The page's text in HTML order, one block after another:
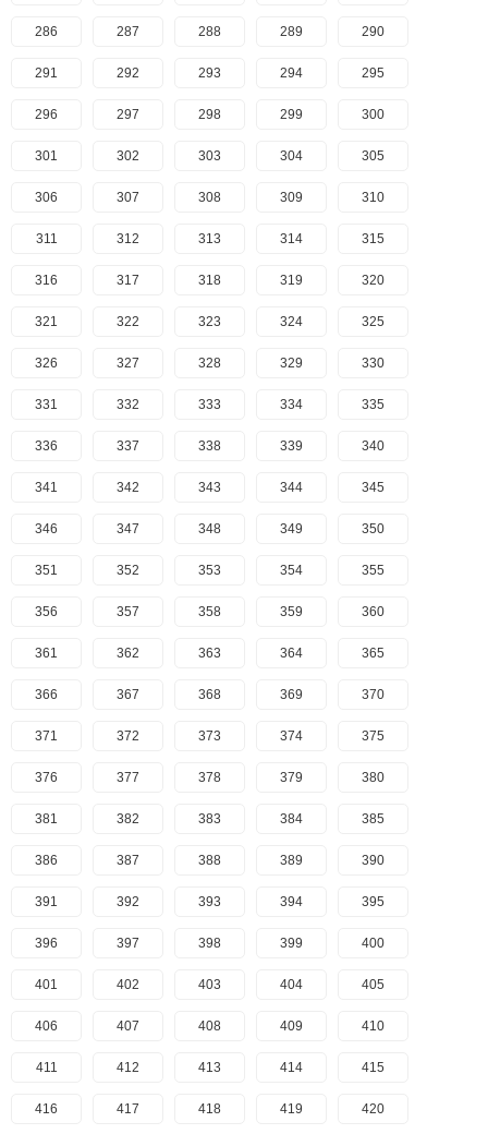
286 287 288 289 290
291 292 293 294 295
296 297 298 299 300
301 302 303 304 305
306 307 308 309 310
311 312 313 314 315
316 317 318 319 320
321 322 323 324 325
326 327 328 329 330
331 332 333 334 335
336 337 338 339 340
341 342 343 344 345
346 347 348 349 350
351 352 353 354 355
356 357 358 359 360
361 362 363 364 365
366 367 368 369 370
371 372 373 374 375
376 377 378 379 380
381 382 383 384 385
386 387 388 389 390
391 392 393 394 395
396 397 398 399 400
401 402 403 404 405
406 407 408 409 410
411 412 413 414 415
416 417 418 419 420